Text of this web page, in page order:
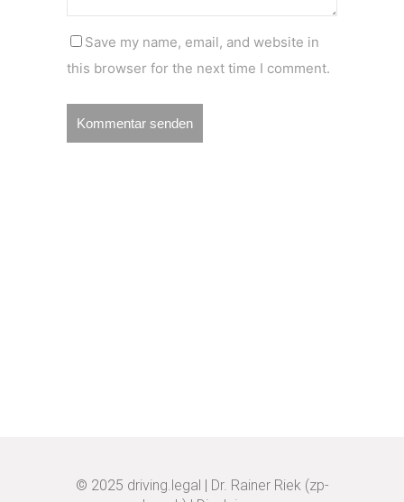
Save my name, email, and website in
this browser for the next time I comment.
© 2025 driving.legal | Dr. Rainer Riek (zp-